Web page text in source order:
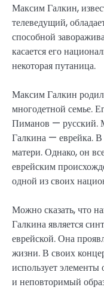
Максим Галкин,
телеведущий,
способной
касается его
некоторая путаница.
Максим Галкин
многодетной семье.
Пиманов — русский.
Галкина — еврейка.
матери. Однако, он
еврейским
одной из своих
Можно сказать, что
Галкина является
еврейской. Она
жизни. В своих
использует элементы
и неповторимый